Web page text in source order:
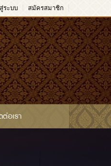
ระบบ สมัครสมาชิก
อเรา